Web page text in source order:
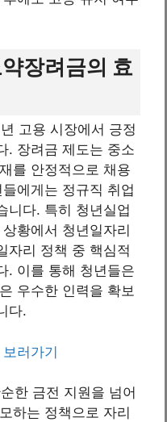
장려금의 효
고용 시장에서 긍정
. 장려금 제도는 중소
를 안정적으로 채용
에게는 정규직 취업
니다. 특히 청년실업
황에서 청년일자리
자리 정책 중 핵심적
. 이를 통해 청년들은
우수한 인력을 확보
다.
러가기
한 금전 지원을 넘어
하는 정책으로 자리